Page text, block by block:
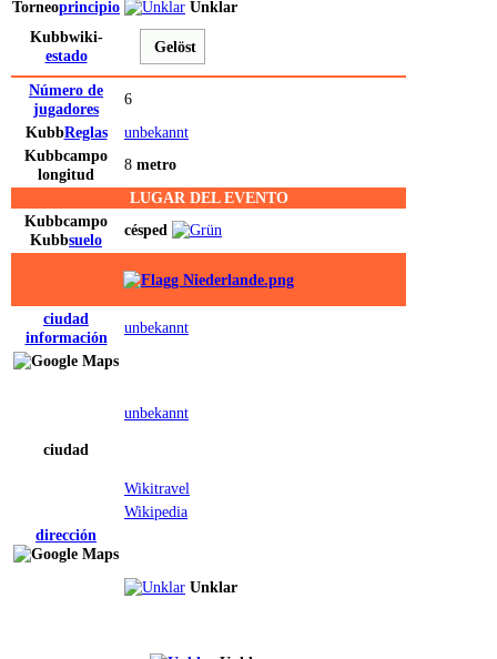
Torneoprincipio
Unklar
Kubbwiki-
estado
Gelöst
Número de
jugadores
6
KubbReglas
unbekannt
Kubbcampo
longitud
8 metro
LUGAR DEL EVENTO
Kubbcampo
Kubbsuelo
césped
ciudad
información
unbekannt
ciudad
unbekannt
Wikitravel
Wikipedia
dirección
Unklar